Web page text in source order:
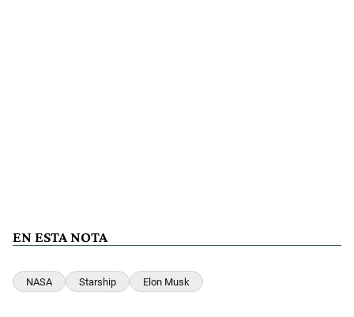
EN ESTA NOTA
NASA Starship Elon Musk